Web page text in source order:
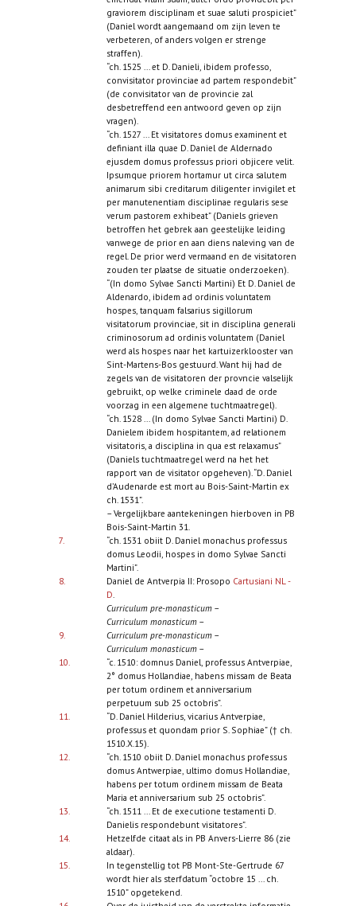
graviorem disciplinam et suae saluti prospiciet”
(Daniel wordt aangemaand om zijn leven te
verbeteren, of anders volgen er strenge
straffen).
“ch. 1525 ... et D. Danieli, ibidem professo,
convisitator provinciae ad partem respondebit”
(de convisitator van de provincie zal
desbetreffend een antwoord geven op zijn
vragen).
“ch. 1527 ... Et visitatores domus examinent et
definiant illa quae D. Daniel de Aldernado
ejusdem domus professus priori objicere velit.
Ipsumque priorem hortamur ut circa salutem
animarum sibi creditarum diligenter invigilet et
per manutenentiam disciplinae regularis sese
verum pastorem exhibeat” (Daniels grieven
betroffen het gebrek aan geestelijke leiding
vanwege de prior en aan diens naleving van de
regel. De prior werd vermaand en de visitatoren
zouden ter plaatse de situatie onderzoeken).
“(In domo Sylvae Sancti Martini) Et D. Daniel de
Aldenardo, ibidem ad ordinis voluntatem
hospes, tanquam falsarius sigillorum
visitatorum provinciae, sit in disciplina generali
criminosorum ad ordinis voluntatem (Daniel
werd als hospes naar het kartuizerklooster van
Sint-Martens-Bos gestuurd. Want hij had de
zegels van de visitatoren der provncie valselijk
gebruikt, op welke criminele daad de orde
voorzag in een algemene tuchtmaatregel).
“ch. 1528 ... (In domo Sylvae Sancti Martini) D.
Danielem ibidem hospitantem, ad relationem
visitatoris, a disciplina in qua est relaxamus”
(Daniels tuchtmaatregel werd na het het
rapport van de visitator opgeheven). “D. Daniel
d’Audenarde est mort au Bois-Saint-Martin ex
ch. 1531”.
– Vergelijkbare aantekeningen hierboven in PB
Bois-Saint-Martin 31.
7.
“ch. 1531 obiit D. Daniel monachus professus
domus Leodii, hospes in domo Sylvae Sancti
Martini”.
8.
Daniel de Antverpia II: Prosopo Cartusiani NL -
D
Curriculum pre-monasticum–
Curriculum monasticum–
9.
Curriculum pre-monasticum–
Curriculum monasticum–
10.
“c. 1510: domnus Daniel, professus Antverpiae,
2° domus Hollandiae, habens missam de Beata
per totum ordinem et anniversarium
perpetuum sub 25 octobris”.
11.
“D. Daniel Hilderius, vicarius Antverpiae,
professus et quondam prior S. Sophiae” († ch.
1510.X.15).
12.
“ch. 1510 obiit D. Daniel monachus professus
domus Antwerpiae, ultimo domus Hollandiae,
habens per totum ordinem missam de Beata
Maria et anniversarium sub 25 octobris”.
13.
“ch. 1511 ... Et de executione testamenti D.
Danielis respondebunt visitatores”.
14.
Hetzelfde citaat als in PB Anvers-Lierre 86 (zie
aldaar).
15.
In tegenstellig tot PB Mont-Ste-Gertrude 67
wordt hier als sterfdatum “octobre 15 ... ch.
1510” opgetekend.